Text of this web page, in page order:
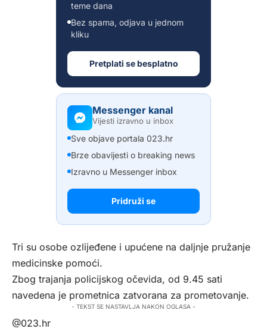
teme dana
Bez spama, odjava u jednom
kliku
Pretplati se besplatno
Messenger kanal
Vijesti izravno u inbox
Sve objave portala 023.hr
Brze obavijesti o breaking news
Izravno u Messenger inbox
Pridruži se
Tri su osobe ozlijeđene i upućene na daljnje pružanje
medicinske pomoći.
Zbog trajanja policijskog očevida, od 9.45 sati
navedena je prometnica zatvorana za prometovanje.
- TEKST SE NASTAVLJA NAKON OGLASA -
@023.hr